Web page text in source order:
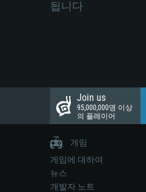
됩니다
Join us
95,000,000명 이상
의 플레이어
게임
게임에 대하여
뉴스
개발자 노트